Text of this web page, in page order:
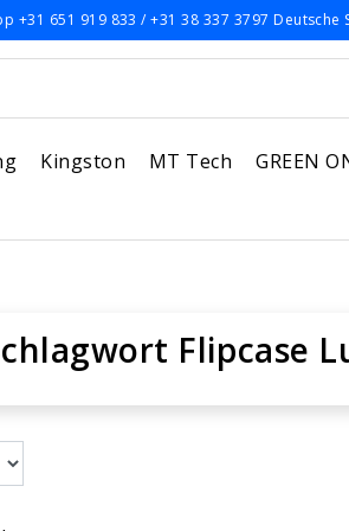
+31 651 919 833 / +31 38 337 3797 Deutsche
Kingston MT Tech GREEN
Flipcase